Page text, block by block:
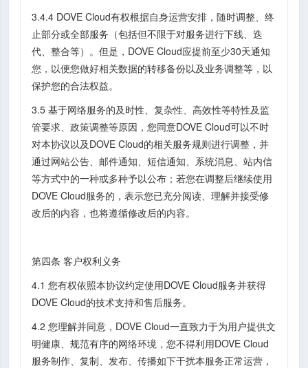
3.4.4 DOVE Cloud有权根据自身运营安排，随时调整、终
止部分或全部服务（包括但不限于对服务进行下线、迭
代、整合等）。但是，DOVE Cloud应提前至少30天通知
您，以便您做好相关数据的转移备份以及业务调整等，以
保护您的合法权益。
3.5 基于网络服务的及时性、复杂性、高效性等特性及监
管要求、政策调整等原因，您同意DOVE Cloud可以不时
对本协议以及DOVE Cloud的相关服务规则进行调整，并
通过网站公告、邮件通知、短信通知、系统消息、站内信
等方式中的一种或多种予以公布；若您在调整后继续使用
DOVE Cloud服务的，表示您已充分阅读、理解并接受修
改后的内容，也将遵循修改后的内容。
第四条 客户权利义务
4.1 您有权依照本协议约定使用DOVE Cloud服务并获得
DOVE Cloud的技术支持和售后服务。
4.2 您理解并同意，DOVE Cloud一直致力于为用户提供文
明健康、规范有序的网络环境，您不得利用DOVE Cloud
服务制作、复制、发布、传播如下干扰本服务正常运营，